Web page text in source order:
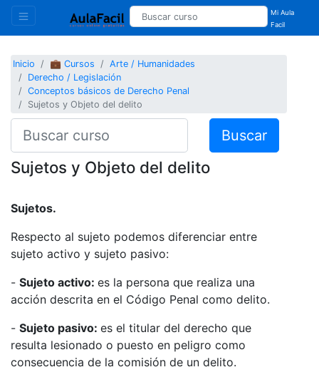
Mi Aula
Facil
Inicio 💼 Cursos
Arte / Humanidades
Derecho / Legislación
Conceptos básicos de Derecho Penal
Sujetos y Objeto del delito
Buscar
Sujetos y Objeto del delito
Sujetos.
Respecto al sujeto podemos diferenciar entre
sujeto activo y sujeto pasivo:
- Sujeto activo: es la persona que realiza una
acción descrita en el Código Penal como delito.
- Sujeto pasivo: es el titular del derecho que
resulta lesionado o puesto en peligro como
consecuencia de la comisión de un delito.